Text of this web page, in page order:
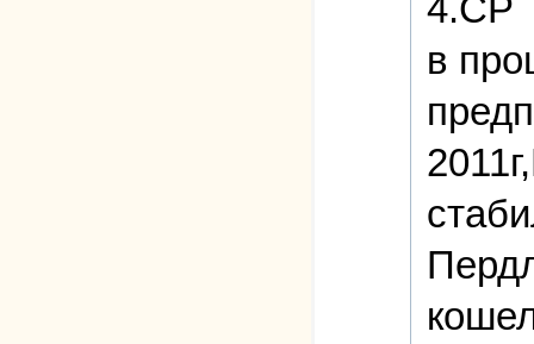
4.СР
в